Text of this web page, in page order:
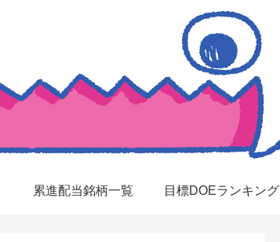
累進配当銘柄一覧 目標DOEランキング